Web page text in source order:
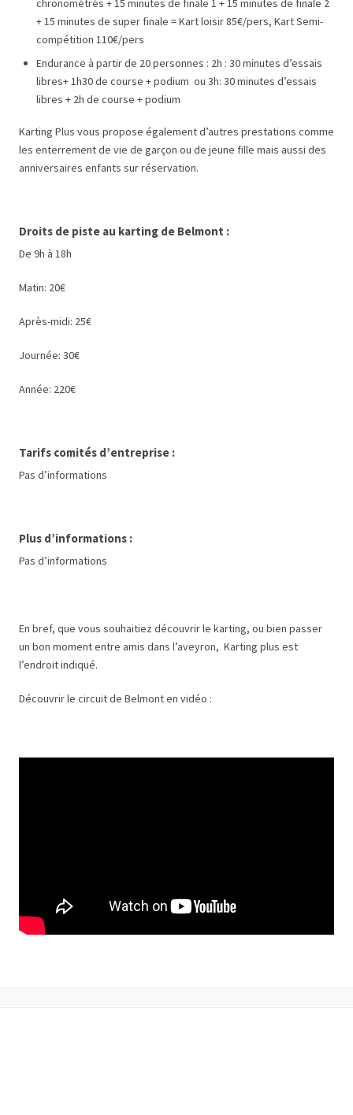
+ 15 minutes de super finale = Kart loisir 85€/pers, Kart Semi-
compétition 110€/pers
Endurance à partir de 20 personnes : 2h : 30 minutes d’essais
libres+ 1h30 de course + podium ou 3h: 30 minutes d’essais
libres + 2h de course + podium
Karting Plus vous propose également d’autres prestations comme
les enterrement de vie de garçon ou de jeune fille mais aussi des
anniversaires enfants sur réservation.
Droits de piste au karting de Belmont :
De 9h à 18h
Matin: 20€
Après-midi: 25€
Journée: 30€
Année: 220€
Tarifs comités d’entreprise :
Pas d’informations
Plus d’informations :
Pas d’informations
En bref, que vous souhaitiez découvrir le karting, ou bien passer
un bon moment entre amis dans l’aveyron, Karting plus est
l’endroit indiqué.
Découvrir le circuit de Belmont en vidéo :